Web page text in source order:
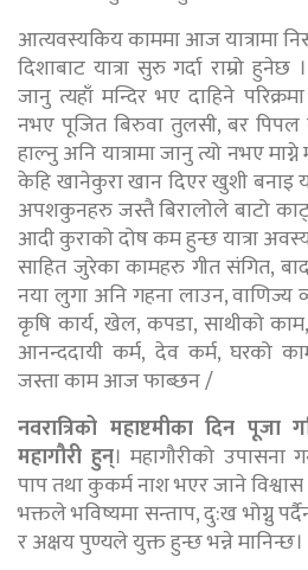
आत्यवस्यकिय काममा आज यात्रामा
दिशाबाट यात्रा सुरु गर्दा राम्रो
जानु त्यहाँ मन्दिर भए दाहिने
नभए पूजित बिरुवा तुलसी, बर पिपल
हाल्नु अनि यात्रामा जानु त्यो नभए
केहि खानेकुरा खान दिएर खुशी बनाइ
अपशकुनहरु जस्तै बिरालोले बाटो
आदी कुराको दोष कम हुन्छ यात्रा
साहित जुरेका कामहरु गीत संगित,
नया लुगा अनि गहना लाउन, वाणिज्य
कृषि कार्य, खेल, कपडा, साथीको काम,
आनन्ददायी कर्म, देव कर्म, घरको
जस्ता काम आज फाब्छन /
नवरात्रिको महाष्टमीका दिन
महागौरी हुन्। महागौरीको
पाप तथा कुकर्म नाश भएर जाने
भक्तले भविष्यमा सन्ताप, दु:ख भोग्नु
र अक्षय पुण्यले युक्त हुन्छ भन्ने मानिन्छ।